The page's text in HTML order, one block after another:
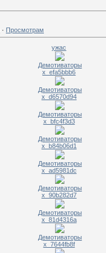
· Просмотрам
ужас
Демотиваторы
x_efa5bbb6
Демотиваторы
x_d6570d94
Демотиваторы
x_bfc4f3d3
Демотиваторы
x_b84b06d1
Демотиваторы
x_ad5981dc
Демотиваторы
x_90b282d7
Демотиваторы
x_81d4316a
Демотиваторы
x_7644fb8f